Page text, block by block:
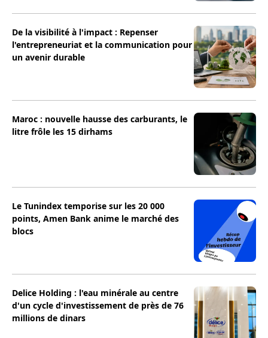
De la visibilité à l'impact : Repenser
l'entrepreneuriat et la communication pour
un avenir durable
Maroc : nouvelle hausse des carburants, le
litre frôle les 15 dirhams
Le Tunindex temporise sur les 20 000
points, Amen Bank anime le marché des
blocs
Delice Holding : l'eau minérale au centre
d'un cycle d'investissement de près de 76
millions de dinars